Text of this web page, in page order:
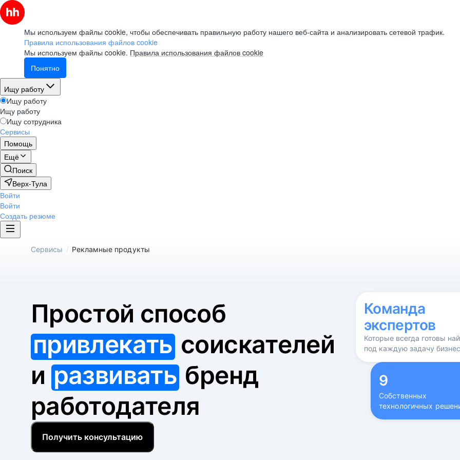
Мы используем файлы cookie, чтобы обеспечивать правильную работу нашего веб-сайта и анализировать сетевой трафик.
Правила использования файлов cookie
Мы используем файлы cookie. Правила использования файлов cookie
Понятно
Ищу работу
Ищу работу
Ищу работу
Ищу сотрудника
Сервисы
Помощь
Ещё
Поиск
Верх-Тула
Войти
Войти
Создать резюме
Сервисы / Рекламные продукты
Простой способ
привлекатьсоискателей
и развивать бренд
работодателя
Получить консультацию
Команда
экспертов
Которые всегда готовы
под каждую задачу
9
Собственных
технологичных